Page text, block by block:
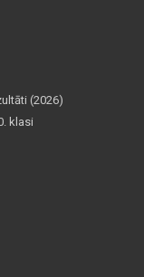
(2026)
klasi